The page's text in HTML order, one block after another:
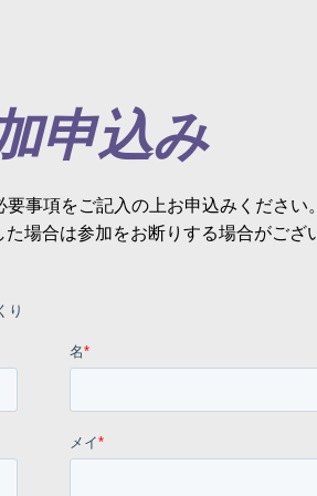
申込み
事項をご記入の上お申込みください。
場合は参加をお断りする場合がござ